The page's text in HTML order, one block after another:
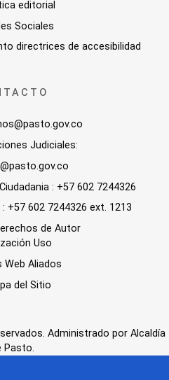
editorial
Sociales
directrices de accesibilidad
Judiciales:
: +57 602 7244326
+57 602 7244326 ext. 1213
de Autor
Uso
Web Aliados
del Sitio
Administrado por Alcaldía
Pasto.